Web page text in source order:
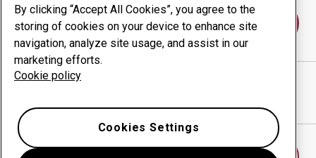
Póngase en contacto con nosotros
Cutting Edge Supply, Reno Branch & Repair
By clicking “Accept All Cookies”, you agree to the
storing of cookies on your device to enhance site
navigation, analyze site usage, and assist in our
marketing efforts.
Cookie policy
Cookies Settings